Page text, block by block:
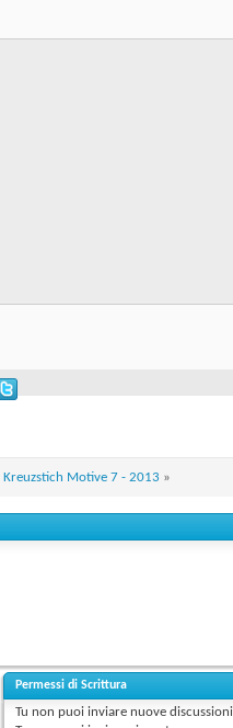
Kreuzstich Motive 7 - 2013 »
Permessi di Scrittura
Tu non puoi inviare nuove discussioni